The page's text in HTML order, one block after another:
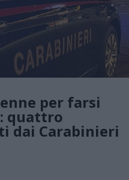
per farsi
quattro
dai Carabinieri